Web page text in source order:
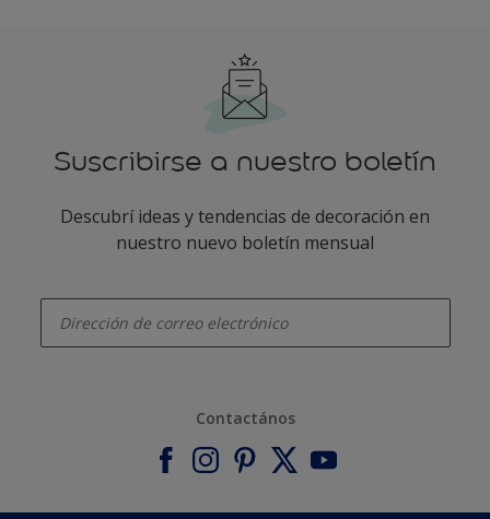
Suscribirse a nuestro boletín
Descubrí ideas y tendencias de decoración en
nuestro nuevo boletín mensual
Contactános